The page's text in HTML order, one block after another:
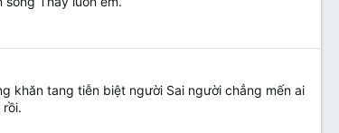
khăn tang tiễn biệt người Sai người chẳng mến ai